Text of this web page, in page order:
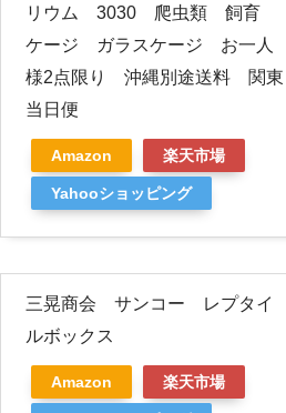
リウム 3030 爬虫類 飼育
ケージ ガラスケージ お一人
様2点限り 沖縄別途送料 関東
当日便
Amazon 楽天市場
Yahooショッピング
三晃商会 サンコー レプタイ
ルボックス
Amazon 楽天市場